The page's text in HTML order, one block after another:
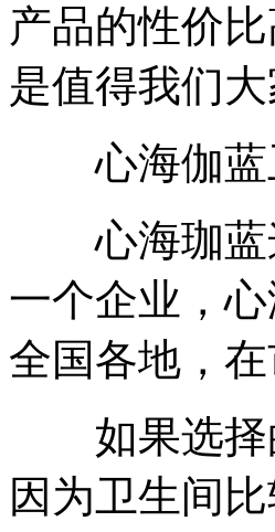
产品的性价
是值得我们
心海伽蓝
心海珈蓝
一个企业，
全国各地，
如果选择
因为卫生间